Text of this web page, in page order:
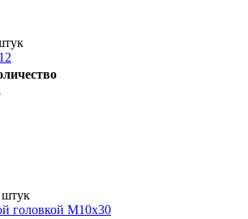
штук
головкой М10x30